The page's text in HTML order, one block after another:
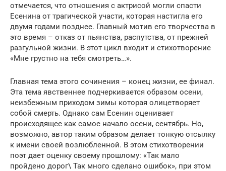
отмечается, что отношения с актрисой могли спасти
Есенина от трагической участи, которая настигла его
двумя годами позднее. Главный мотив его творчества в
это время – отказ от пьянства, распутства, от прежней
разгульной жизни. В этот цикл входит и стихотворение
«Мне грустно на тебя смотреть…».
Главная тема этого сочинения – конец жизни, ее финал.
Эта тема явственнее подчеркивается образом осени,
неизбежным приходом зимы которая олицетворяет
собой смерть. Однако сам Есенин оценивает
происходящее как самое начало осени, сентябрь. Но,
возможно, автор таким образом делает тонкую отсылку
к имени своей возлюбленной. В этом стихотворении
поэт дает оценку своему прошлому: «Так мало
пройдено дорог\ Так много сделано ошибок», при этом